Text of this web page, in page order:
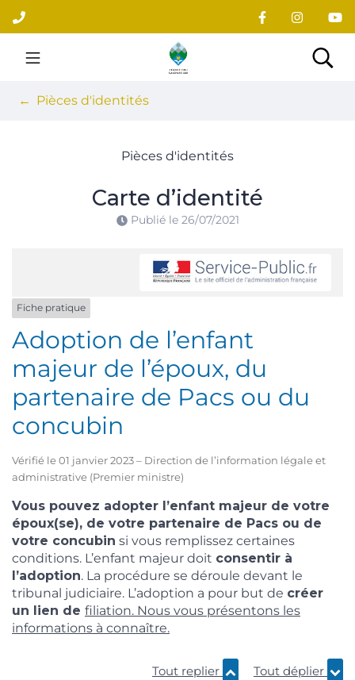
Aller
au
contenu
Site officiel du village
Pièces d'identités
Pièces d'identités
Carte d’identité
Publié le 26/07/2021
Fiche pratique
Adoption de l’enfant
majeur de l’époux, du
partenaire de Pacs ou du
concubin
Vérifié le 01 janvier 2023 – Direction de l’information légale et
administrative (Premier ministre)
Vous pouvez adopter l’enfant majeur de votre
époux(se), de votre partenaire de Pacs ou de
votre concubin si vous remplissez certaines
conditions. L’enfant majeur doit consentir à
l’adoption. La procédure se déroule devant le
tribunal judiciaire. L’adoption a pour but de créer
un lien de filiation. Nous vous présentons les
informations à connaître.
Tout replier Tout déplier